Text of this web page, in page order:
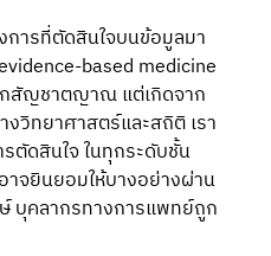
ารที่ตัดสินใจบนข้อมูลมา
based medicine
สัญชาตญาณ แต่เกิดจาก
วิทยาศาสตร์และสถิติ เรา
ตัดสินใจ ในทุกระดับชั้น
าจยินยอมให้บางอย่างผ่าน
บุคลากรทางการแพทย์ถูก